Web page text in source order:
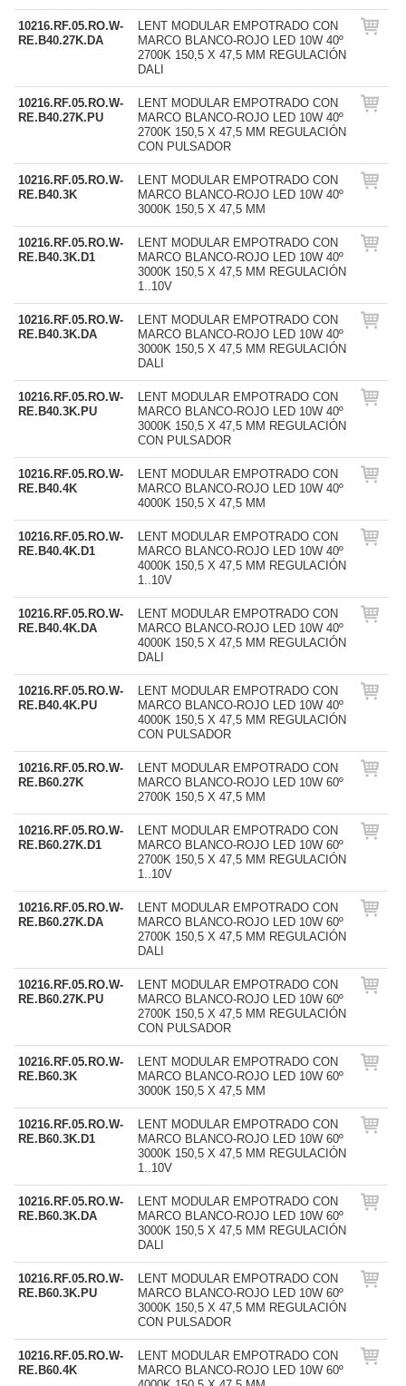
10216.RF.05.RO.W-
RE.B40.27K.DA
LENT MODULAR EMPOTRADO CON
MARCO BLANCO-ROJO LED 10W 40º
2700K 150,5 X 47,5 MM REGULACIÓN
DALI
10216.RF.05.RO.W-
RE.B40.27K.PU
LENT MODULAR EMPOTRADO CON
MARCO BLANCO-ROJO LED 10W 40º
2700K 150,5 X 47,5 MM REGULACIÓN
CON PULSADOR
10216.RF.05.RO.W-
RE.B40.3K
LENT MODULAR EMPOTRADO CON
MARCO BLANCO-ROJO LED 10W 40º
3000K 150,5 X 47,5 MM
10216.RF.05.RO.W-
RE.B40.3K.D1
LENT MODULAR EMPOTRADO CON
MARCO BLANCO-ROJO LED 10W 40º
3000K 150,5 X 47,5 MM REGULACIÓN
1..10V
10216.RF.05.RO.W-
RE.B40.3K.DA
LENT MODULAR EMPOTRADO CON
MARCO BLANCO-ROJO LED 10W 40º
3000K 150,5 X 47,5 MM REGULACIÓN
DALI
10216.RF.05.RO.W-
RE.B40.3K.PU
LENT MODULAR EMPOTRADO CON
MARCO BLANCO-ROJO LED 10W 40º
3000K 150,5 X 47,5 MM REGULACIÓN
CON PULSADOR
10216.RF.05.RO.W-
RE.B40.4K
LENT MODULAR EMPOTRADO CON
MARCO BLANCO-ROJO LED 10W 40º
4000K 150,5 X 47,5 MM
10216.RF.05.RO.W-
RE.B40.4K.D1
LENT MODULAR EMPOTRADO CON
MARCO BLANCO-ROJO LED 10W 40º
4000K 150,5 X 47,5 MM REGULACIÓN
1..10V
10216.RF.05.RO.W-
RE.B40.4K.DA
LENT MODULAR EMPOTRADO CON
MARCO BLANCO-ROJO LED 10W 40º
4000K 150,5 X 47,5 MM REGULACIÓN
DALI
10216.RF.05.RO.W-
RE.B40.4K.PU
LENT MODULAR EMPOTRADO CON
MARCO BLANCO-ROJO LED 10W 40º
4000K 150,5 X 47,5 MM REGULACIÓN
CON PULSADOR
10216.RF.05.RO.W-
RE.B60.27K
LENT MODULAR EMPOTRADO CON
MARCO BLANCO-ROJO LED 10W 60º
2700K 150,5 X 47,5 MM
10216.RF.05.RO.W-
RE.B60.27K.D1
LENT MODULAR EMPOTRADO CON
MARCO BLANCO-ROJO LED 10W 60º
2700K 150,5 X 47,5 MM REGULACIÓN
1..10V
10216.RF.05.RO.W-
RE.B60.27K.DA
LENT MODULAR EMPOTRADO CON
MARCO BLANCO-ROJO LED 10W 60º
2700K 150,5 X 47,5 MM REGULACIÓN
DALI
10216.RF.05.RO.W-
RE.B60.27K.PU
LENT MODULAR EMPOTRADO CON
MARCO BLANCO-ROJO LED 10W 60º
2700K 150,5 X 47,5 MM REGULACIÓN
CON PULSADOR
10216.RF.05.RO.W-
RE.B60.3K
LENT MODULAR EMPOTRADO CON
MARCO BLANCO-ROJO LED 10W 60º
3000K 150,5 X 47,5 MM
10216.RF.05.RO.W-
RE.B60.3K.D1
LENT MODULAR EMPOTRADO CON
MARCO BLANCO-ROJO LED 10W 60º
3000K 150,5 X 47,5 MM REGULACIÓN
1..10V
10216.RF.05.RO.W-
RE.B60.3K.DA
LENT MODULAR EMPOTRADO CON
MARCO BLANCO-ROJO LED 10W 60º
3000K 150,5 X 47,5 MM REGULACIÓN
DALI
10216.RF.05.RO.W-
RE.B60.3K.PU
LENT MODULAR EMPOTRADO CON
MARCO BLANCO-ROJO LED 10W 60º
3000K 150,5 X 47,5 MM REGULACIÓN
CON PULSADOR
10216.RF.05.RO.W-
RE.B60.4K
LENT MODULAR EMPOTRADO CON
MARCO BLANCO-ROJO LED 10W 60º